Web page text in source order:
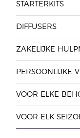
STARTERKITS
DIFFUSERS
ZAKELIJKE
PERSOONLIJKE
VOOR ELKE
VOOR ELK